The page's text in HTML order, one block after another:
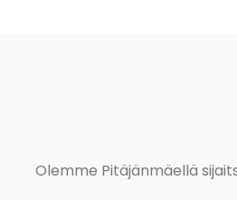
Olemme Pitäjänmäellä